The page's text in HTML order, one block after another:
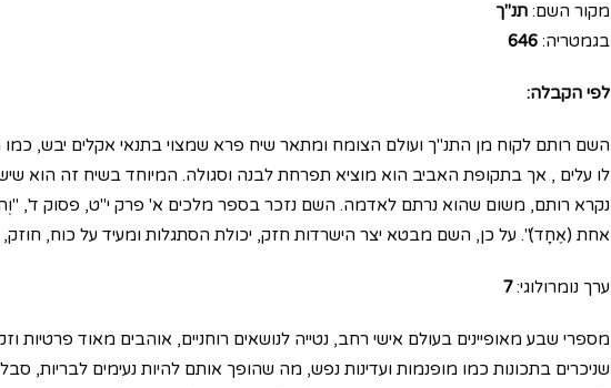
מקור השם: תנ"ך
בגמטריה: 646
לפי הקבלה:
השם רותם לקוח מן התנ"ך ועולם הצומח ומתאר שיח פרא שמצוי בתנאי אקלים יבש, כמו
לו עלים , אך בתקופת האביב הוא מוציא תפרחת לבנה וסגולה. המיוחד בשיח זה הוא
נקרא רותם, משום שהוא נרתם לאדמה. השם נזכר בספר מלכים א' פרק י"ט, פסוק ד',
אחת (אֶחָד)". על כן, השם מבטא יצר הישרדות חזק, יכולת הסתגלות ומעיד על כוח, חוזק,
ערך נומרולוגי:7
מספרי שבע מאופיינים בעולם אישי רחב, נטייה לנושאים רוחניים, אוהבים מאוד פרטיות
שניכרים בתכונות כמו מופנמות ועדינות נפש, מה שהופך אותם להיות נעימים לבריות,